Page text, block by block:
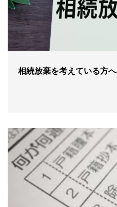
相続放棄を考えている方へ